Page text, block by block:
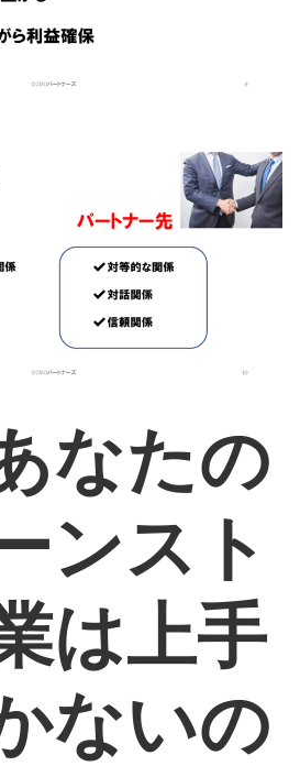
なたの
ンスト
は上手
ないの